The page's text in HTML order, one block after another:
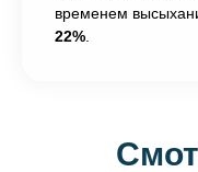
временем
22%